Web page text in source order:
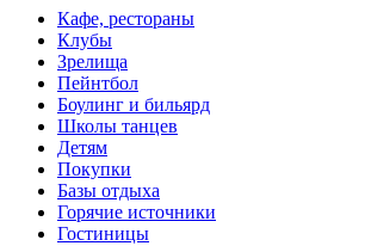
Кафе, рестораны
Клубы
Зрелища
Пейнтбол
Боулинг и бильярд
Школы танцев
Детям
Покупки
Базы отдыха
Горячие источники
Гостиницы